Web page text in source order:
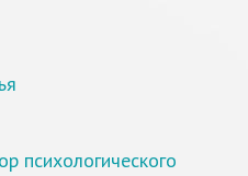
психологического